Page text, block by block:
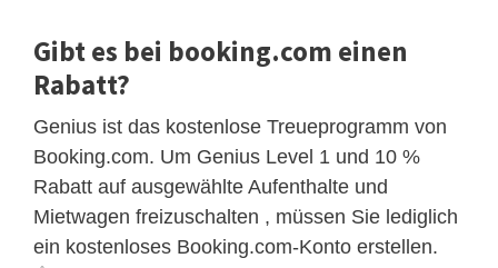
Gibt es bei booking.com einen
Rabatt?
Genius ist das kostenlose Treueprogramm von
Booking.com. Um Genius Level 1 und 10 %
Rabatt auf ausgewählte Aufenthalte und
Mietwagen freizuschalten , müssen Sie lediglich
ein kostenloses Booking.com-Konto erstellen.